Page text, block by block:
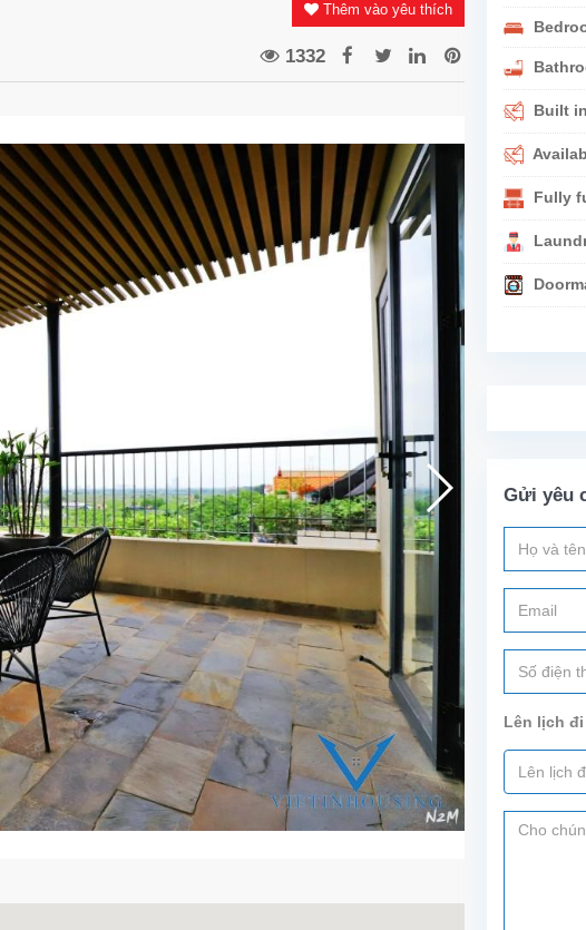
Thêm vào yêu thích
1332
Built in
Fully
Gửi yêu
Lên lịch